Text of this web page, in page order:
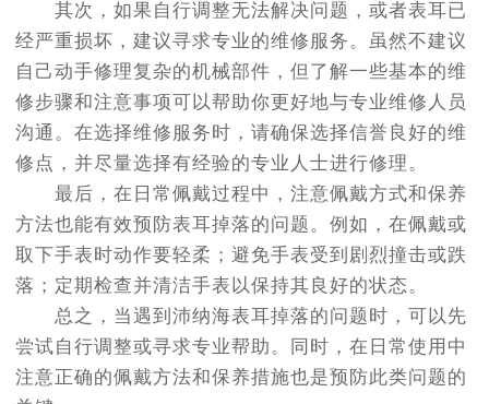
其次，如果自行调整无法解决问题，或者表耳已
经严重损坏，建议寻求专业的维修服务。虽然不建议
自己动手修理复杂的机械部件，但了解一些基本的维
修步骤和注意事项可以帮助你更好地与专业维修人员
沟通。在选择维修服务时，请确保选择信誉良好的维
修点，并尽量选择有经验的专业人士进行修理。
最后，在日常佩戴过程中，注意佩戴方式和保养
方法也能有效预防表耳掉落的问题。例如，在佩戴或
取下手表时动作要轻柔；避免手表受到剧烈撞击或跌
落；定期检查并清洁手表以保持其良好的状态。
总之，当遇到沛纳海表耳掉落的问题时，可以先
尝试自行调整或寻求专业帮助。同时，在日常使用中
注意正确的佩戴方法和保养措施也是预防此类问题的